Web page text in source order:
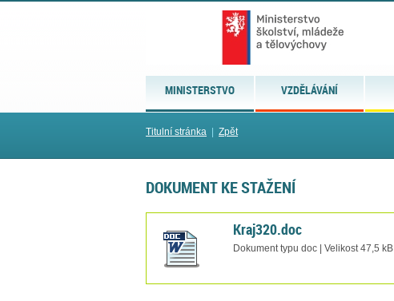
MINISTERSTVO VZDĚLÁVÁNÍ
Titulní stránka Zpět
DOKUMENT KE STAŽENÍ
Kraj320.doc
Dokument typu doc | Velikost 47,5 kB